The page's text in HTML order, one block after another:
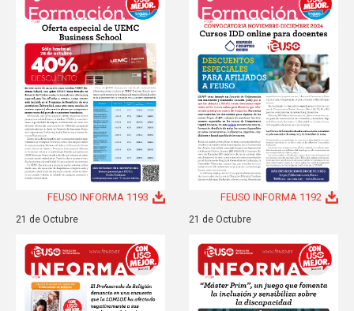
FEUSO INFORMA 1193 FEUSO INFORMA 1192
21 de Octubre 21 de Octubre